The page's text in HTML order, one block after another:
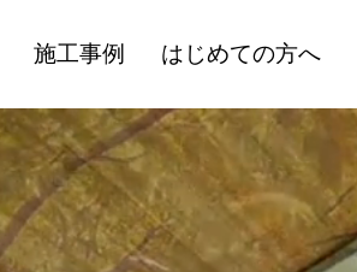
施工事例 はじめての方へ